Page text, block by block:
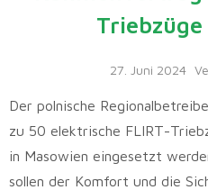
27. Juni 2024
Der polnische
zu 50 elektrische FLIRT-
in Masowien eingesetzt
sollen der Komfort und die